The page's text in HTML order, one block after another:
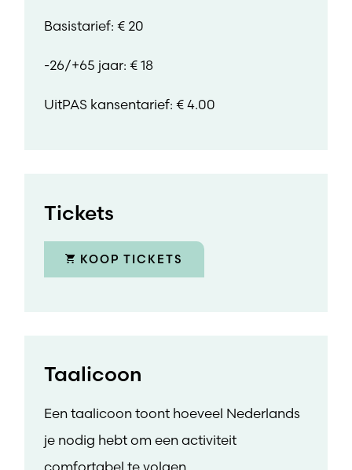
Basistarief: € 20
-26/+65 jaar: € 18
UitPAS kansentarief: € 4.00
Tickets
KOOP TICKETS
Taalicoon
Een taalicoon toont hoeveel Nederlands
je nodig hebt om een activiteit
comfortabel te volgen.